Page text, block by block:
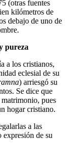
(otras fuentes
kilómetros de
debajo de uno de
pureza
a los cristianos,
eclesial de su
) arriesgó su
Se dice que
pues
hogar cristiano.
a las
expresión de su